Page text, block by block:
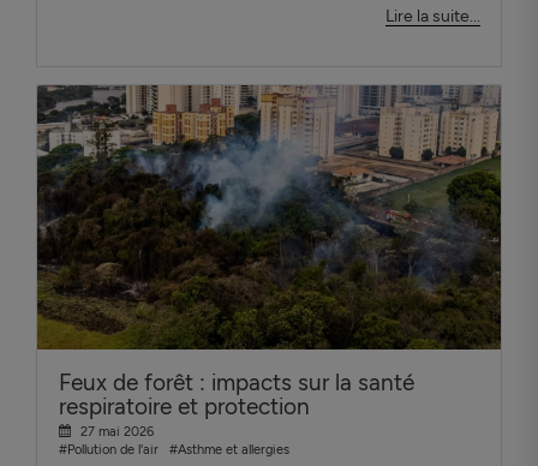
Lire la suite...
Feux de forêt : impacts sur la santé
respiratoire et protection
27 mai 2026
#Pollution de l'air
#Asthme et allergies